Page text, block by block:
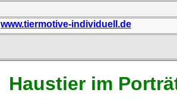
www.tiermotive-individuell.de
Haustier im